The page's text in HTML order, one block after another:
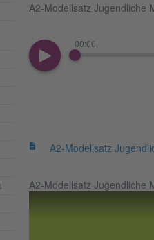
A2-Modellsatz Jugendliche
00:00
A2-Modellsatz
A2-Modellsatz Jugendliche